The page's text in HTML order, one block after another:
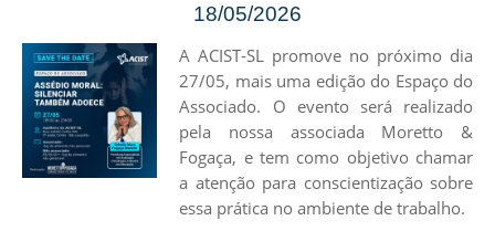
18/05/2026
A ACIST-SL promove no próximo dia
27/05, mais uma edição do Espaço do
Associado. O evento será realizado
pela nossa associada Moretto &
Fogaça, e tem como objetivo chamar
a atenção para conscientização sobre
essa prática no ambiente de trabalho.